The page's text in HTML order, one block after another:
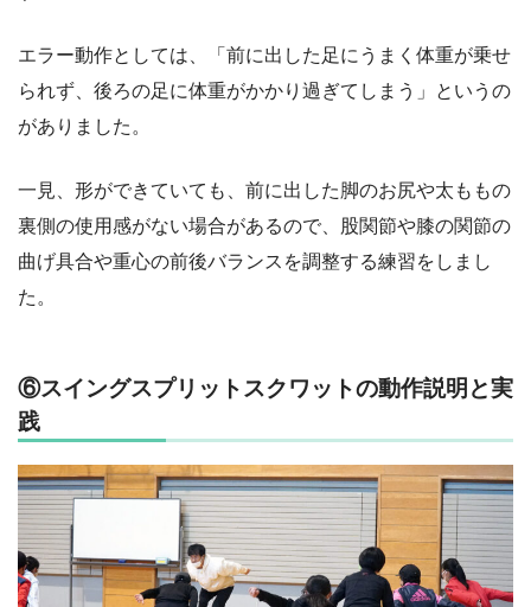
エラー動作としては、「前に出した足にうまく体重が乗せ
られず、後ろの足に体重がかかり過ぎてしまう」というの
がありました。
一見、形ができていても、前に出した脚のお尻や太ももの
裏側の使用感がない場合があるので、股関節や膝の関節の
曲げ具合や重心の前後バランスを調整する練習をしまし
た。
⑥スイングスプリットスクワットの動作説明と実
践